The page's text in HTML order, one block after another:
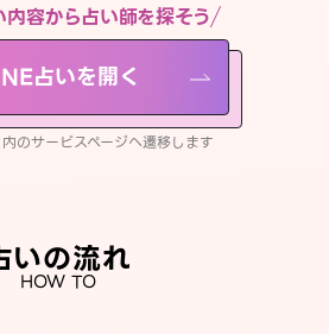
内容から占い師を探そう
占いを開く
のサービスページへ遷移します
いの流れ
HOW TO